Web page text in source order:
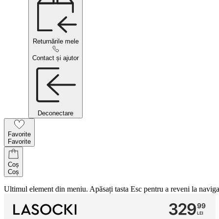
Returnările mele
Contact și ajutor
Deconectare
Favorite
Favorite
Coș
Coș
Ultimul element din meniu. Apăsați tasta Esc pentru a reveni la